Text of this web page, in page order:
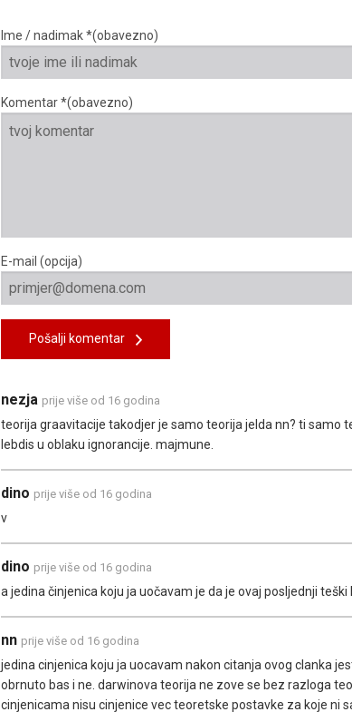
Ime / nadimak *(obavezno)
Komentar *(obavezno)
E-mail (opcija)
Pošalji komentar
nezja prije više od 16 godina
teorija graavitacije takodjer je samo teorija jelda nn? ti samo
lebdis u oblaku ignorancije. majmune.
dino prije više od 16 godina
v
dino prije više od 16 godina
a jedina činjenica koju ja uočavam je da je ovaj posljednji teški
nn prije više od 16 godina
jedina cinjenica koju ja uocavam nakon citanja ovog clanka
obrnuto bas i ne. darwinova teorija ne zove se bez razloga
cinjenicama nisu cinjenice vec teoretske postavke za koje ni